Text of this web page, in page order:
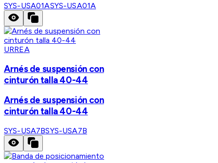
SYS-USA01ASYS-USA01A
URREA
Arnés de suspensión con
cinturón talla 40-44
Arnés de suspensión con
cinturón talla 40-44
SYS-USA7BSYS-USA7B